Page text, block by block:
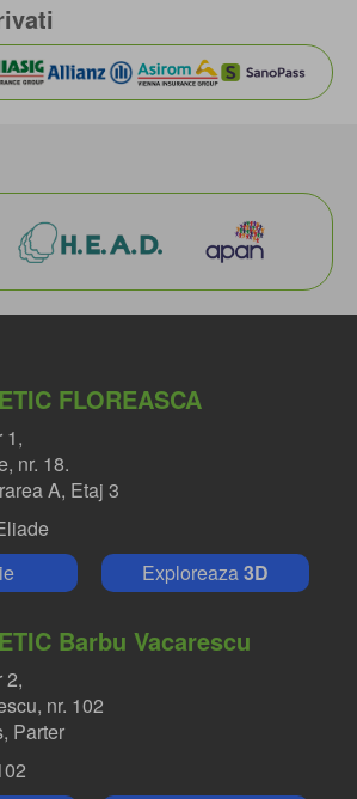
FLOREASCA
1,
nr. 18.
A, Etaj 3
Exploreaza3D
Barbu Vacarescu
2,
nr. 102
Parter